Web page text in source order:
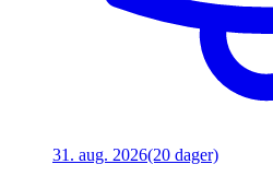
31. aug. 2026(20 dager)